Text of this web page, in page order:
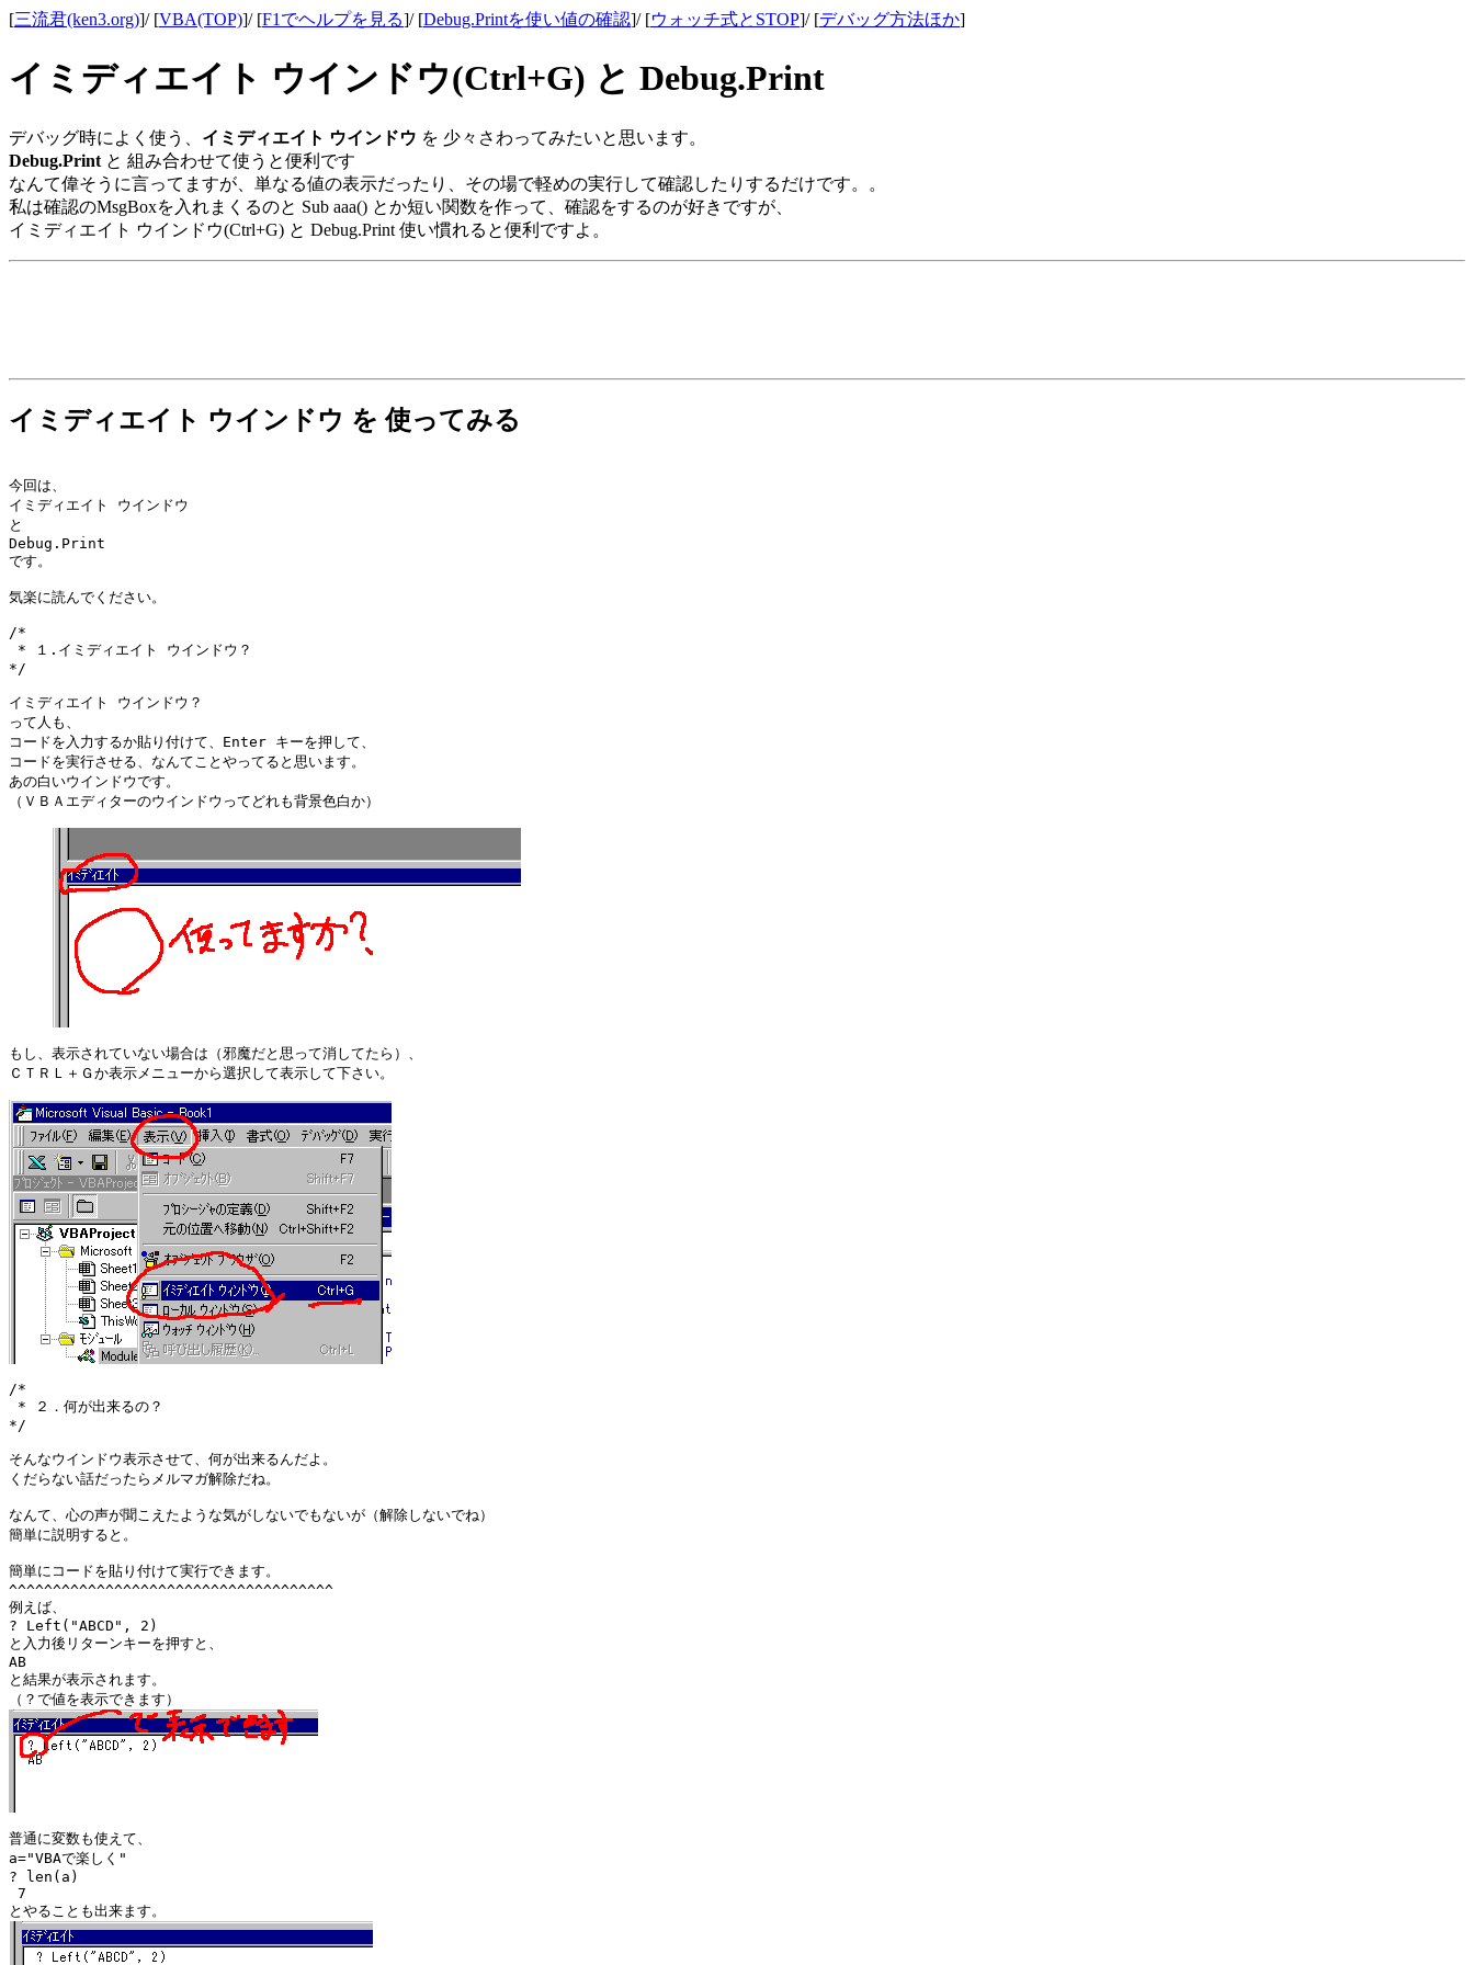
[三流君(ken3.org)]/ [VBA(TOP)]/ [F1でヘルプを見る]/ [Debug.Printを使い値の確認]/ [ウォッチ式とSTOP]/ [デバッグ方法ほか]
イミディエイト ウインドウ(Ctrl+G) と Debug.Print
デバッグ時によく使う、 イミディエイト ウインドウ を 少々さわってみたいと思います。
Debug.Print と 組み合わせて使うと便利です
なんて偉そうに言ってますが、単なる値の表示だったり、その場で軽めの実行して確認したりするだけです。。
私は確認のMsgBoxを入れまくるのと Sub aaa() とか短い関数を作って、確認をするのが好きですが、
イミディエイト ウインドウ(Ctrl+G) と Debug.Print 使い慣れると便利ですよ。
イミディエイト ウインドウ を 使ってみる
今回は、
イミディエイト ウインドウ
と
Debug.Print
です。
気楽に読んでください。
/*
* １.イミディエイト ウインドウ？
*/
イミディエイト ウインドウ？
って人も、
コードを入力するか貼り付けて、Enter キーを押して、
コードを実行させる、なんてことやってると思います。
あの白いウインドウです。
（ＶＢＡエディターのウインドウってどれも背景色白か）
もし、表示されていない場合は（邪魔だと思って消してたら）、
ＣＴＲＬ＋Ｇか表示メニューから選択して表示して下さい。
/*
* ２．何が出来るの？
*/
そんなウインドウ表示させて、何が出来るんだよ。
くだらない話だったらメルマガ解除だね。
なんて、心の声が聞こえたような気がしないでもないが（解除しないでね）
簡単に説明すると。
簡単にコードを貼り付けて実行できます。
^^^^^^^^^^^^^^^^^^^^^^^^^^^^^^^^^^^^^
例えば、
? Left("ABCD", 2)
と入力後リターンキーを押すと、
AB
と結果が表示されます。
普通に変数も使えて、
a="VBAで楽しく"
? len(a)
7